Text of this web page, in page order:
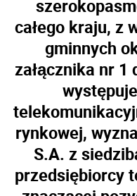
całego kraju, z
gminnych
załącznika nr
rynkowej,
S.A. z
przedsiębiorcy